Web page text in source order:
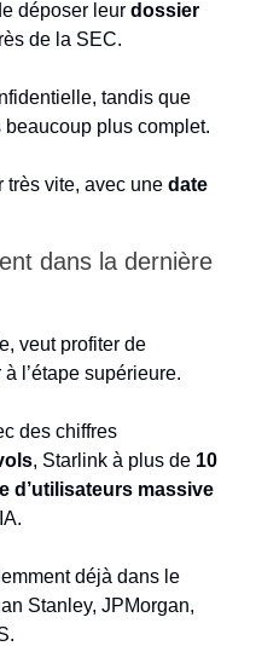
déposer leur dossier
de la SEC.
tandis que
plus complet.
très vite, avec une date
dans la dernière
veut profiter de
l’étape supérieure.
des chiffres
, Starlink à plus de 10
d’utilisateurs massive
déjà dans le
Stanley, JPMorgan,